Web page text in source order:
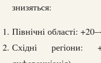
знизяться:
Північні області:
Східні регіони: